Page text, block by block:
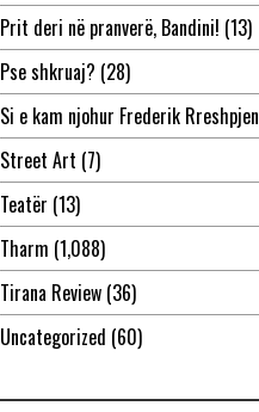
Prit deri në pranverë, Bandini! (13)
Pse shkruaj? (28)
Si e kam njohur Frederik Rreshpjen
Street Art (7)
Teatër (13)
Tharm (1,088)
Tirana Review(36)
Uncategorized (60)